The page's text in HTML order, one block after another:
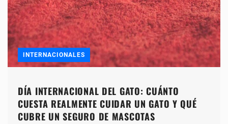
INTERNACIONALES
DÍA INTERNACIONAL DEL GATO: CUÁNTO
CUESTA REALMENTE CUIDAR UN GATO Y QUÉ
CUBRE UN SEGURO DE MASCOTAS